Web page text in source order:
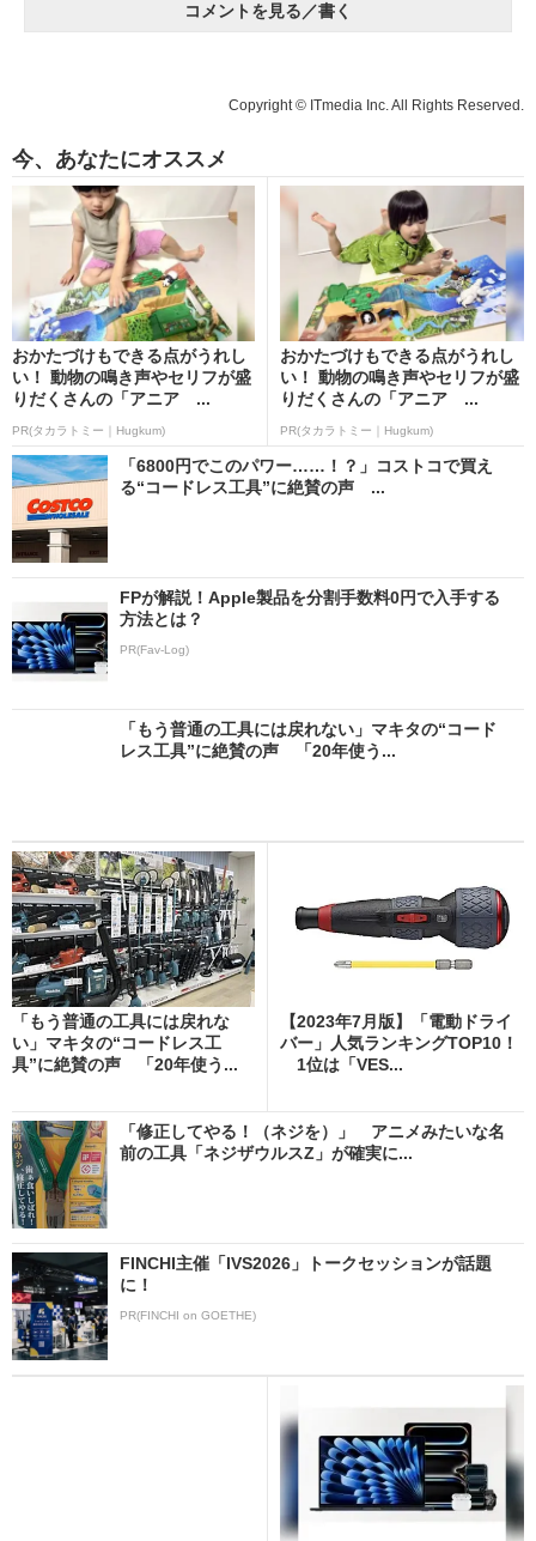
コメントを見る／書く
Copyright © ITmedia Inc. All Rights Reserved.
今、あなたにオススメ
おかたづけもできる点がうれし
い！ 動物の鳴き声やセリフが盛
りだくさんの「アニア ...
PR(タカラトミー｜Hugkum)
おかたづけもできる点がうれし
い！ 動物の鳴き声やセリフが盛
りだくさんの「アニア ...
PR(タカラトミー｜Hugkum)
「6800円でこのパワー……！？」コストコで買え
る“コードレス工具”に絶賛の声 ...
FPが解説！Apple製品を分割手数料0円で入手する
方法とは？
PR(Fav-Log)
「もう普通の工具には戻れない」マキタの“コード
レス工具”に絶賛の声 「20年使う...
「もう普通の工具には戻れな
い」マキタの“コードレス工
具”に絶賛の声 「20年使う...
【2023年7月版】「電動ドライ
バー」人気ランキングTOP10！
1位は「VES...
「修正してやる！（ネジを）」 アニメみたいな名
前の工具「ネジザウルスZ」が確実に...
FINCHI主催「IVS2026」トークセッションが話題
に！
PR(FINCHI on GOETHE)